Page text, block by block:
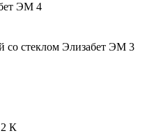
ЭМ 4
со стеклом Элизабет ЭМ 3
К